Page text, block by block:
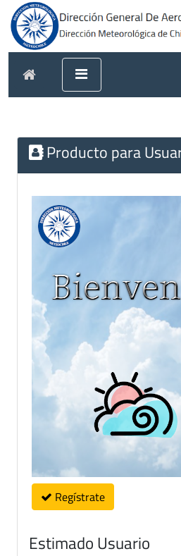
Producto para
Regístrate
Estimado Usuario